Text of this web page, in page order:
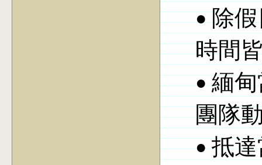
• 除
時間
• 緬
團隊
• 抵